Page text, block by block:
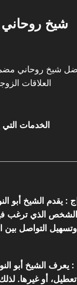
شيخ
شيخ روحاني
العلاقات
الخدمات التي
: يقدم الشيخ أبو
الذي ترغب
التواصل بين
يعرف الشيخ أبو
أو غيرها.